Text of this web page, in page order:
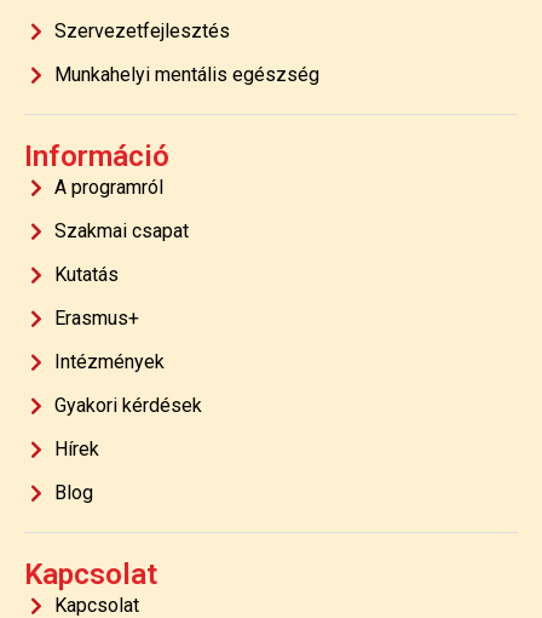
Szervezetfejlesztés
Munkahelyi mentális egészség
Információ
A programról
Szakmai csapat
Kutatás
Erasmus+
Intézmények
Gyakori kérdések
Hírek
Blog
Kapcsolat
Kapcsolat